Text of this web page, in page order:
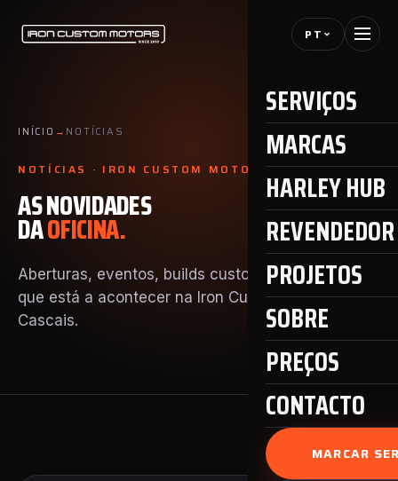
PT
SERVIÇOS
MARCAS
HARLEY HUB
PROJETOS
SOBRE
PREÇOS
CONTACTO
MARCAR
INÍCIO → NOTÍCIAS
NOTÍCIAS · IRON CUSTOM MOTORS
AS NOVIDADES
DAOFICINA.
Aberturas, eventos, builds custom, encontros — o
que está a acontecer na Iron Custom Motors em
Cascais.